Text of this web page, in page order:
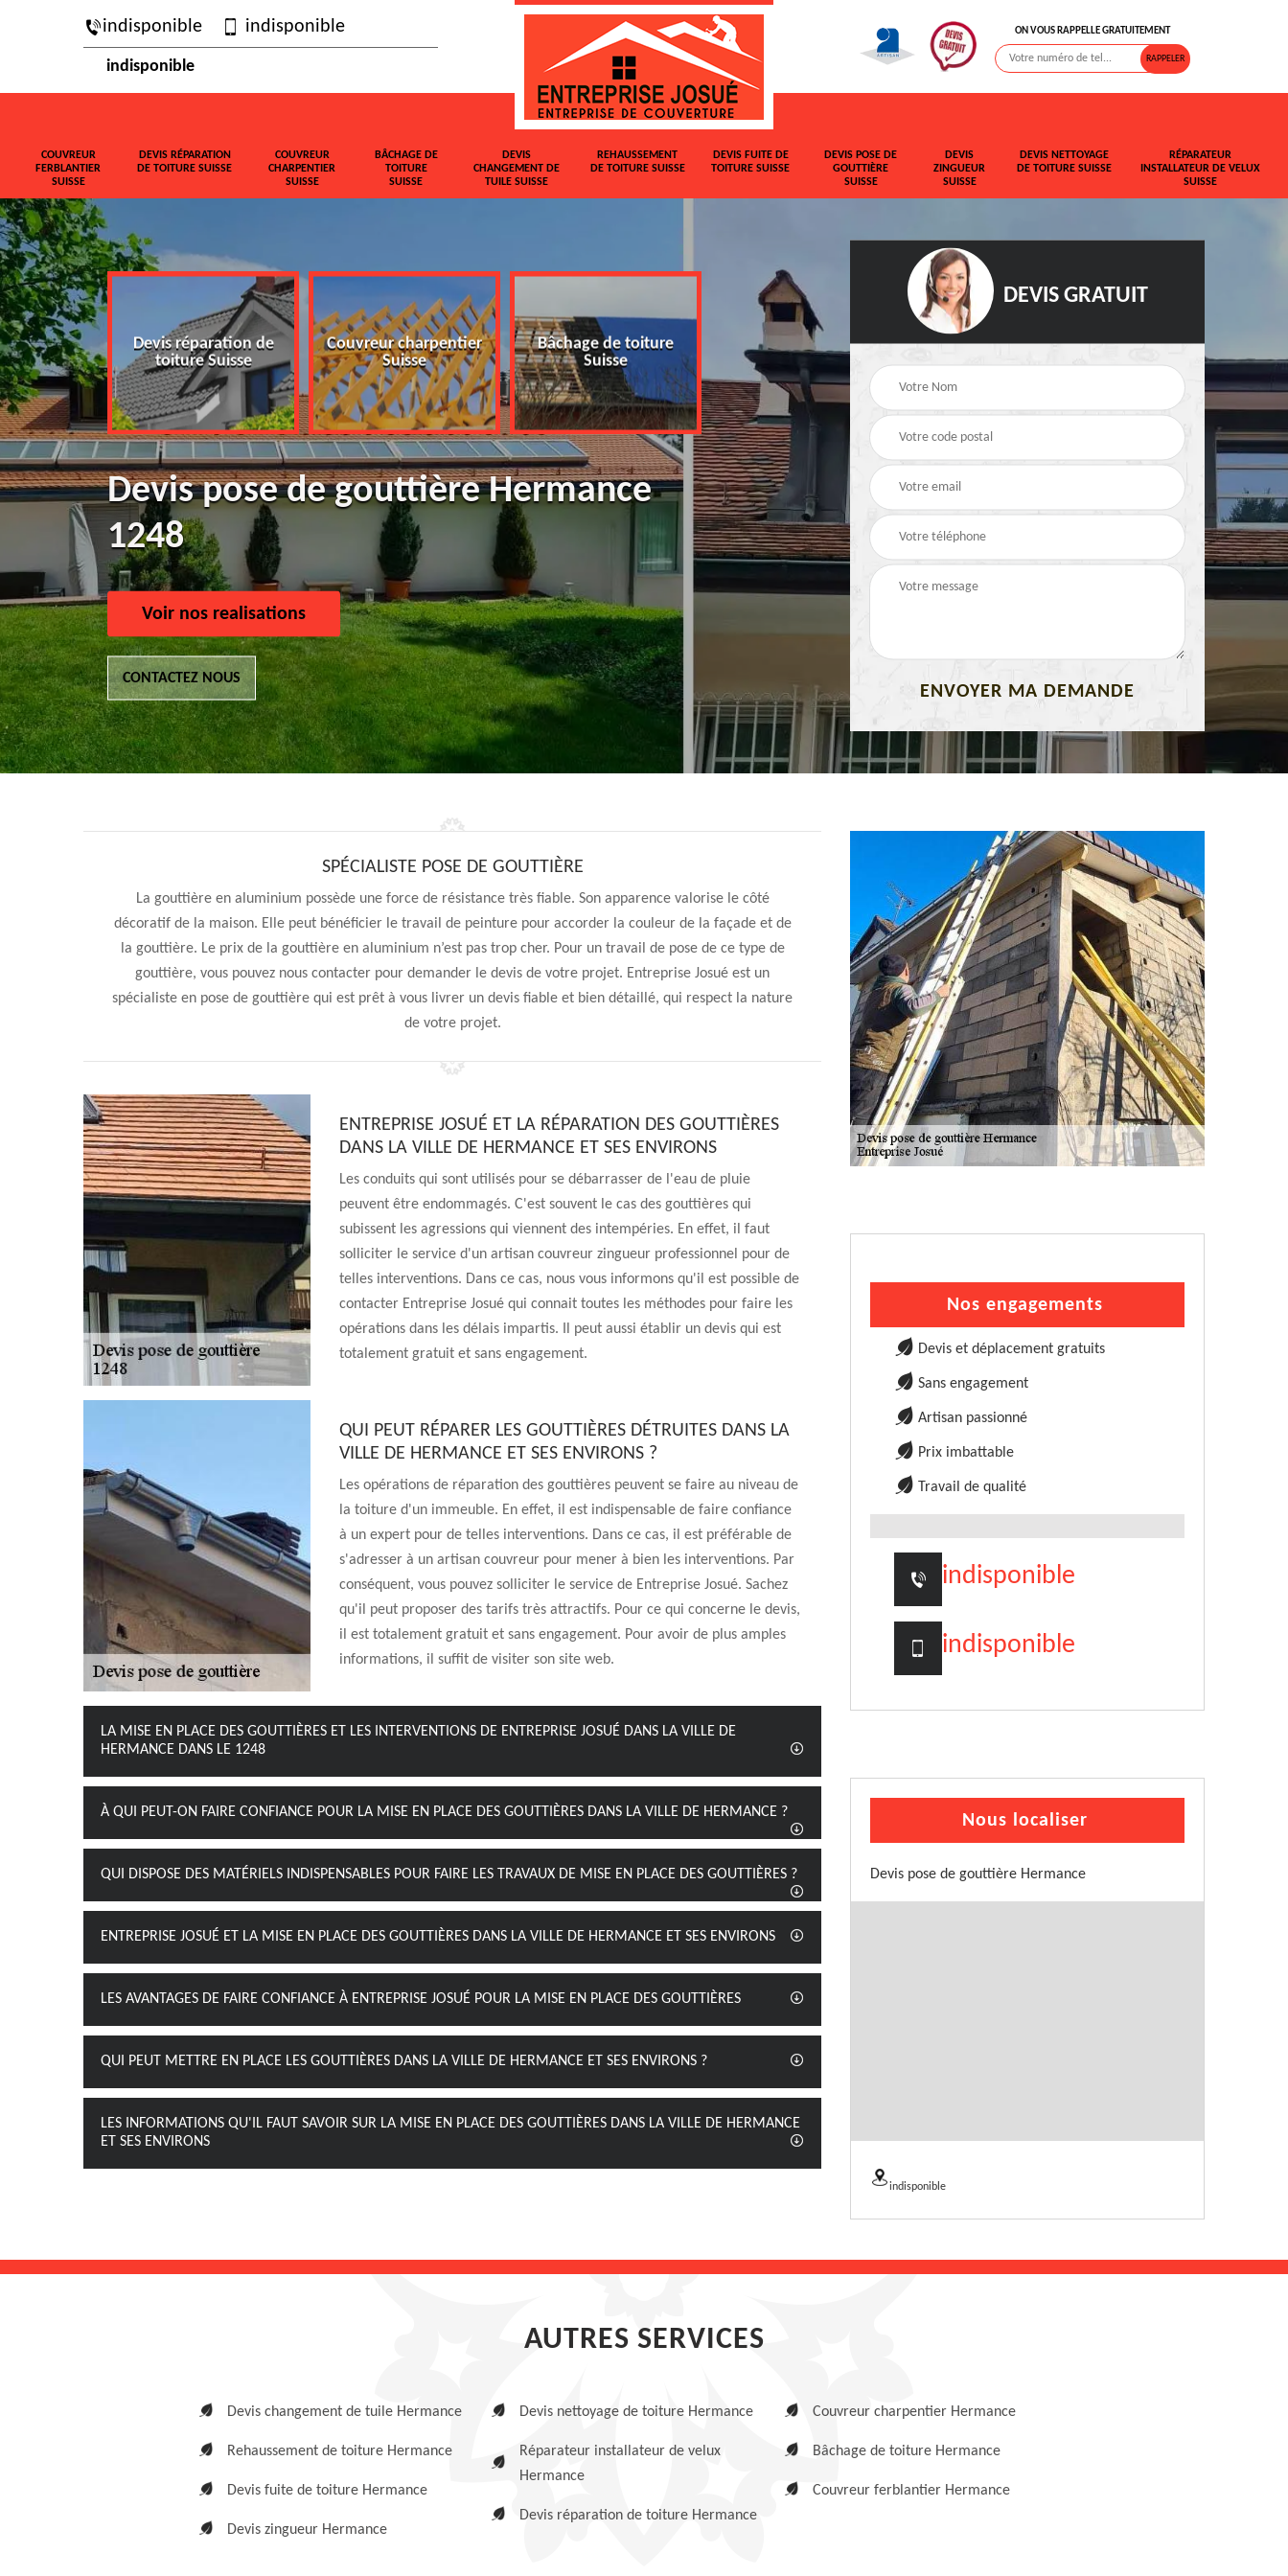
indisponible indisponible
indisponible
ON VOUS RAPPELLE GRATUITEMENT
COUVREUR
FERBLANTIER
SUISSE
DEVIS RÉPARATION
DE TOITURE SUISSE
COUVREUR
CHARPENTIER
SUISSE
BÂCHAGE DE
TOITURE
SUISSE
DEVIS
CHANGEMENT DE
TUILE SUISSE
REHAUSSEMENT
DE TOITURE SUISSE
DEVIS FUITE DE
TOITURE SUISSE
DEVIS POSE DE
GOUTTIÈRE
SUISSE
DEVIS
ZINGUEUR
SUISSE
DEVIS NETTOYAGE
DE TOITURE SUISSE
RÉPARATEUR
INSTALLATEUR DE VELUX
SUISSE
Devis réparation de
toiture Suisse
Couvreur charpentier
Suisse
Bâchage de toiture
Suisse
Devis changement de
tuile Suisse
Rehaussement de
Devis fuite de toiture
Suisse
Devis pose de gouttière Hermance
1248
Voir nos realisations
CONTACTEZ NOUS
DEVIS GRATUIT
SPÉCIALISTE POSE DE GOUTTIÈRE
La gouttière en aluminium possède une force de résistance très fiable. Son apparence valorise le côté
décoratif de la maison. Elle peut bénéficier le travail de peinture pour accorder la couleur de la façade et de
la gouttière. Le prix de la gouttière en aluminium n’est pas trop cher. Pour un travail de pose de ce type de
gouttière, vous pouvez nous contacter pour demander le devis de votre projet. Entreprise Josué est un
spécialiste en pose de gouttière qui est prêt à vous livrer un devis fiable et bien détaillé, qui respect la nature
de votre projet.
ENTREPRISE JOSUÉ ET LA RÉPARATION DES GOUTTIÈRES
DANS LA VILLE DE HERMANCE ET SES ENVIRONS
Les conduits qui sont utilisés pour se débarrasser de l'eau de pluie
peuvent être endommagés. C'est souvent le cas des gouttières qui
subissent les agressions qui viennent des intempéries. En effet, il faut
solliciter le service d'un artisan couvreur zingueur professionnel pour de
telles interventions. Dans ce cas, nous vous informons qu'il est possible de
contacter Entreprise Josué qui connait toutes les méthodes pour faire les
opérations dans les délais impartis. Il peut aussi établir un devis qui est
totalement gratuit et sans engagement.
QUI PEUT RÉPARER LES GOUTTIÈRES DÉTRUITES DANS LA
VILLE DE HERMANCE ET SES ENVIRONS ?
Les opérations de réparation des gouttières peuvent se faire au niveau de
la toiture d'un immeuble. En effet, il est indispensable de faire confiance
à un expert pour de telles interventions. Dans ce cas, il est préférable de
s'adresser à un artisan couvreur pour mener à bien les interventions. Par
conséquent, vous pouvez solliciter le service de Entreprise Josué. Sachez
qu'il peut proposer des tarifs très attractifs. Pour ce qui concerne le devis,
il est totalement gratuit et sans engagement. Pour avoir de plus amples
informations, il suffit de visiter son site web.
LA MISE EN PLACE DES GOUTTIÈRES ET LES INTERVENTIONS DE ENTREPRISE JOSUÉ DANS LA VILLE DE
HERMANCE DANS LE 1248
À QUI PEUT-ON FAIRE CONFIANCE POUR LA MISE EN PLACE DES GOUTTIÈRES DANS LA VILLE DE HERMANCE ?
QUI DISPOSE DES MATÉRIELS INDISPENSABLES POUR FAIRE LES TRAVAUX DE MISE EN PLACE DES GOUTTIÈRES ?
ENTREPRISE JOSUÉ ET LA MISE EN PLACE DES GOUTTIÈRES DANS LA VILLE DE HERMANCE ET SES ENVIRONS
LES AVANTAGES DE FAIRE CONFIANCE À ENTREPRISE JOSUÉ POUR LA MISE EN PLACE DES GOUTTIÈRES
QUI PEUT METTRE EN PLACE LES GOUTTIÈRES DANS LA VILLE DE HERMANCE ET SES ENVIRONS ?
LES INFORMATIONS QU'IL FAUT SAVOIR SUR LA MISE EN PLACE DES GOUTTIÈRES DANS LA VILLE DE HERMANCE
ET SES ENVIRONS
Nos engagements
Devis et déplacement gratuits
Sans engagement
Artisan passionné
Prix imbattable
Travail de qualité
indisponible
indisponible
Nous localiser
Devis pose de gouttière Hermance
indisponible
AUTRES SERVICES
Devis changement de tuile Hermance
Rehaussement de toiture Hermance
Devis fuite de toiture Hermance
Devis zingueur Hermance
Devis nettoyage de toiture Hermance
Réparateur installateur de velux
Hermance
Devis réparation de toiture Hermance
Couvreur charpentier Hermance
Bâchage de toiture Hermance
Couvreur ferblantier Hermance